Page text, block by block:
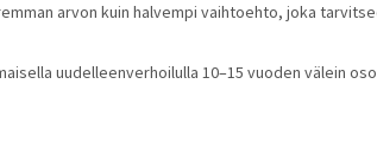
arvon kuin halvempi vaihtoehto, joka
uudelleenverhoilulla 10–15 vuoden välein